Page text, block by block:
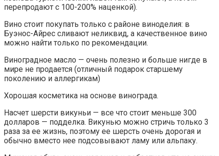
перепродают с 100-200% наценкой).
Вино стоит покупать только с районе виноделия: в
Буэнос-Айрес сливают неликвид, а качественное вино
можно найти только по рекомендации.
Виноградное масло — очень полезно и больше нигде в
мире не продается (отличный подарок старшему
поколению и аллергикам)
Хорошая косметика на основе винограда.
Насчет шерсти викуньи — все что стоит меньше 300
долларов — подделка. Викунью можно стричь только 3
раза за ее жизнь, поэтому ее шерсть очень дорогая и
обычно вместо нее подсовывают ламу или альпаку.